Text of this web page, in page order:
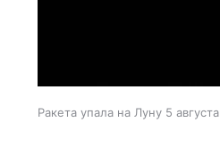
Ракета упала на Луну 5 августа